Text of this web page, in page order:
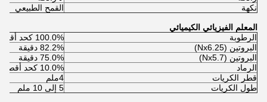
نكهة
القمح الطبيعي
المعلم الفيزيائي الكيميائي
الرطوبة
100.0% كحد أقصى
البروتين (Nx6.25)
82.2% دقيقة
البروتين (Nx5.7)
75.0% دقيقة
الرماد
10.0% كحد أقصى
قطر الكريات
4ملم
طول الكريات
5 إلى 10 ملم